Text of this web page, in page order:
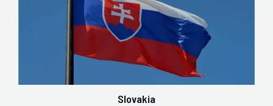
Slovakia